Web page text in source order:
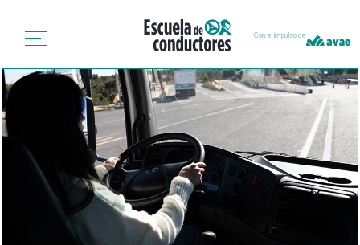
Con el impulso de